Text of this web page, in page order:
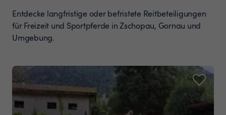
Entdecke langfristige oder befristete Reitbeteiligungen
für Freizeit und Sportpferde in Zschopau, Gornau und
Umgebung.